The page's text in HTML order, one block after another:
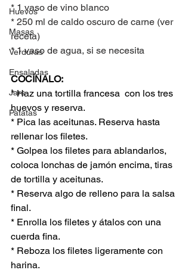
Huevos
Masas
Verduras
Ensaladas
Jars
Patatas
* 1 vaso de vino blanco
* 250 ml de caldo oscuro de carne (ver
receta)
* 1 vaso de agua, si se necesita
COCÍNALO:
* Haz una tortilla francesa  con los tres
huevos y reserva.
* Pica las aceitunas. Reserva hasta
rellenar los filetes.
* Golpea los filetes para ablandarlos,
coloca lonchas de jamón encima, tiras
de tortilla y aceitunas.
* Reserva algo de relleno para la salsa
final.
* Enrolla los filetes y átalos con una
cuerda fina.
* Reboza los filetes ligeramente con
harina.